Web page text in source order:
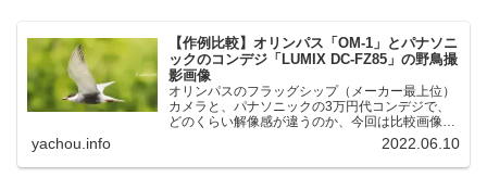
【作例比較】オリンパス「OM-1」とパナソニ
ックのコンデジ「LUMIX DC-FZ85」の野鳥撮
影画像
オリンパスのフラッグシップ（メーカー最上位）
カメラと、パナソニックの3万円代コンデジで、
どのくらい解像感が違うのか、今回は比較画像を
紹介します。私はコンデジを愛用しているのです
が、相棒がオリンパス「OM-1」を使い始めたと
ころ、同じ被写体で...
yachou.info 2022.06.10